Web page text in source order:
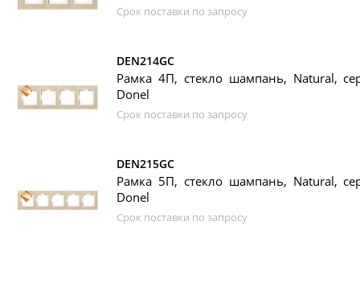
Срок поставки по запросу
DEN214GC
Рамка 4П, стекло шампань, Natural,
Donel
Срок поставки по запросу
DEN215GC
Рамка 5П, стекло шампань, Natural,
Donel
Срок поставки по запросу